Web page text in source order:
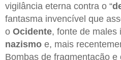
vigilância eterna contra o “
fantasma invencível que
o Ocidente, fonte de males
nazismo e, mais
Bombas de fragmentação